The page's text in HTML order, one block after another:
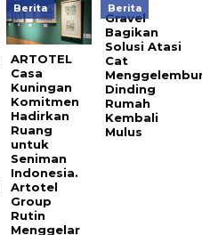
Berita
ARTOTEL
Casa
Kuningan
Komitmen
Hadirkan
Ruang
untuk
Seniman
Indonesia.
Artotel
Group
Rutin
Menggelar
Berita
Gravel
Bagikan
Solusi Atasi
Cat
Dinding
Rumah
Kembali
Mulus